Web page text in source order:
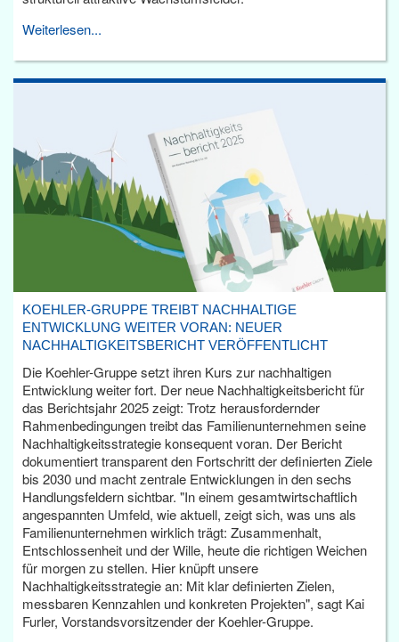
Weiterlesen...
KOEHLER-GRUPPE TREIBT NACHHALTIGE
ENTWICKLUNG WEITER VORAN: NEUER
NACHHALTIGKEITSBERICHT VERÖFFENTLICHT
Die Koehler-Gruppe setzt ihren Kurs zur nachhaltigen
Entwicklung weiter fort. Der neue Nachhaltigkeitsbericht für
das Berichtsjahr 2025 zeigt: Trotz herausfordernder
Rahmenbedingungen treibt das Familienunternehmen seine
Nachhaltigkeitsstrategie konsequent voran. Der Bericht
dokumentiert transparent den Fortschritt der definierten Ziele
bis 2030 und macht zentrale Entwicklungen in den sechs
Handlungsfeldern sichtbar. "In einem gesamtwirtschaftlich
angespannten Umfeld, wie aktuell, zeigt sich, was uns als
Familienunternehmen wirklich trägt: Zusammenhalt,
Entschlossenheit und der Wille, heute die richtigen Weichen
für morgen zu stellen. Hier knüpft unsere
Nachhaltigkeitsstrategie an: Mit klar definierten Zielen,
messbaren Kennzahlen und konkreten Projekten", sagt Kai
Furler, Vorstandsvorsitzender der Koehler-Gruppe.